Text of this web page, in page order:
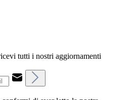
tutti i nostri aggiornamenti